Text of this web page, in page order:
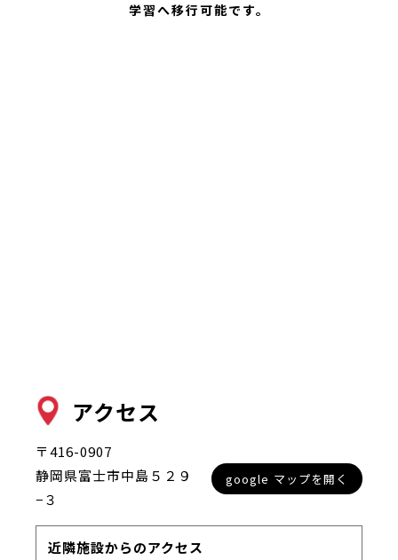
学習へ移行可能です。
アクセス
〒416-0907
静岡県富士市中島５２９
−３
google マップを開く
近隣施設からのアクセス